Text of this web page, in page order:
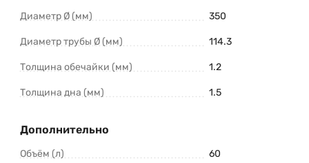
Диаметр Ø (мм) 350
Диаметр трубы Ø (мм) 114.3
Толщина обечайки (мм) 1.2
Толщина дна (мм) 1.5
Дополнительно
Объём (л) 60